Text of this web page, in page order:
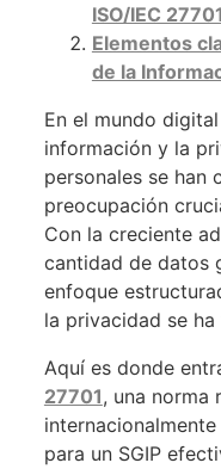
ISO/IEC
Elementos
de la
En el mundo
información y la
personales se han
preocupación
Con la creciente
cantidad de datos
enfoque
la privacidad se
Aquí es donde
27701, una norma
para un SGIP